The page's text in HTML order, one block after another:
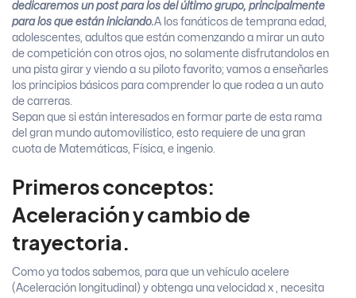
dedicaremos un post para los del último grupo, principalmente
para los que están iniciando.A los fanáticos de temprana edad,
adolescentes, adultos que están comenzando a mirar un auto
de competición con otros ojos, no solamente disfrutandolos en
una pista girar y viendo a su piloto favorito; vamos a enseñarles
los principios básicos para comprender lo que rodea a un auto
de carreras.
Sepan que si están interesados en formar parte de esta rama
del gran mundo automovilístico, esto requiere de una gran
cuota de Matemáticas, Física, e ingenio.
Primeros conceptos:
Aceleración y cambio de
trayectoria.
Como ya todos sabemos, para que un vehículo acelere
(Aceleración longitudinal) y obtenga una velocidad x , necesita